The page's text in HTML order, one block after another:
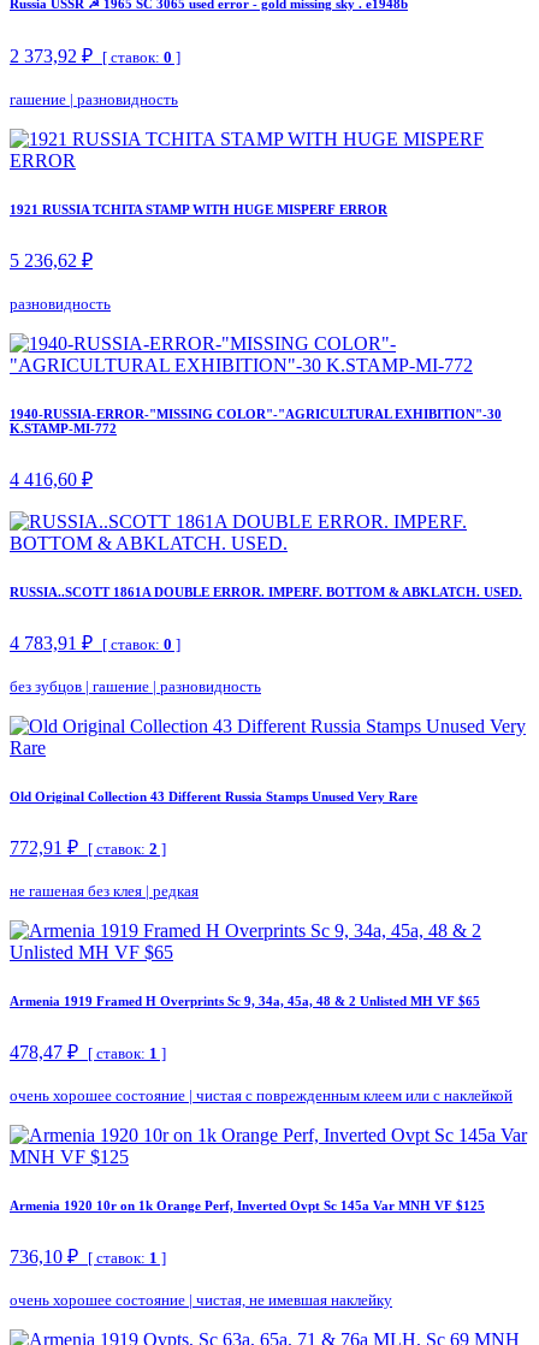
Russia USSR ☭ 1965 SC 3065 used error - gold missing sky . e1948b
2 373,92 ₽ [ ставок: 0 ]
гашение | разновидность
1921 RUSSIA TCHITA STAMP WITH HUGE MISPERF ERROR
5 236,62 ₽
разновидность
1940-RUSSIA-ERROR-"MISSING COLOR"-"AGRICULTURAL EXHIBITION"-30
K.STAMP-MI-772
4 416,60 ₽
RUSSIA..SCOTT 1861A DOUBLE ERROR. IMPERF. BOTTOM & ABKLATCH. USED.
4 783,91 ₽ [ ставок: 0 ]
без зубцов | гашение | разновидность
Old Original Collection 43 Different Russia Stamps Unused Very Rare
772,91 ₽ [ ставок: 2 ]
не гашеная без клея | редкая
Armenia 1919 Framed H Overprints Sc 9, 34a, 45a, 48 & 2 Unlisted MH VF $65
478,47 ₽ [ ставок: 1 ]
очень хорошее состояние | чистая с поврежденным клеем или с наклейкой
Armenia 1920 10r on 1k Orange Perf, Inverted Ovpt Sc 145a Var MNH VF $125
736,10 ₽ [ ставок: 1 ]
очень хорошее состояние | чистая, не имевшая наклейку